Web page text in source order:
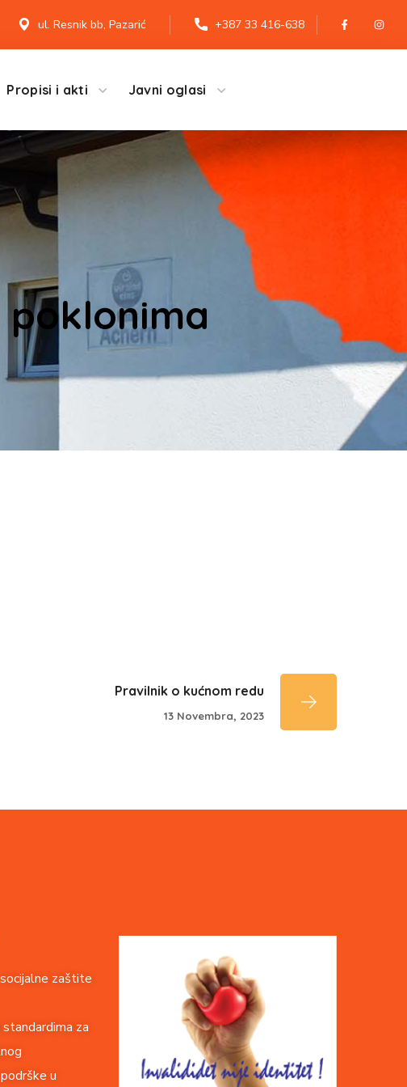
ul. Resnik bb, Pazarić +387 33 416-638
Propisi i akti Javni oglasi
Pravilnik o kućnom redu
13 Novembra, 2023
zaštite
za
u